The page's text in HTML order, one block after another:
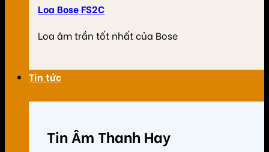
Loa Bose FS2C
Loa âm trần tốt nhất của Bose
Tin tức
Tin Âm Thanh Hay